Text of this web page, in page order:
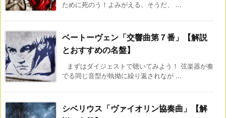
ために死のう！よみがえる、そうだ、 ...
ベートーヴェン「交響曲第７番」【解説
とおすすめの名盤】
まずはダイジェストで聴いてみよう！ 弦楽器が奏
でる同じ音型が執拗に繰り返されなが ...
シベリウス「ヴァイオリン協奏曲」【解